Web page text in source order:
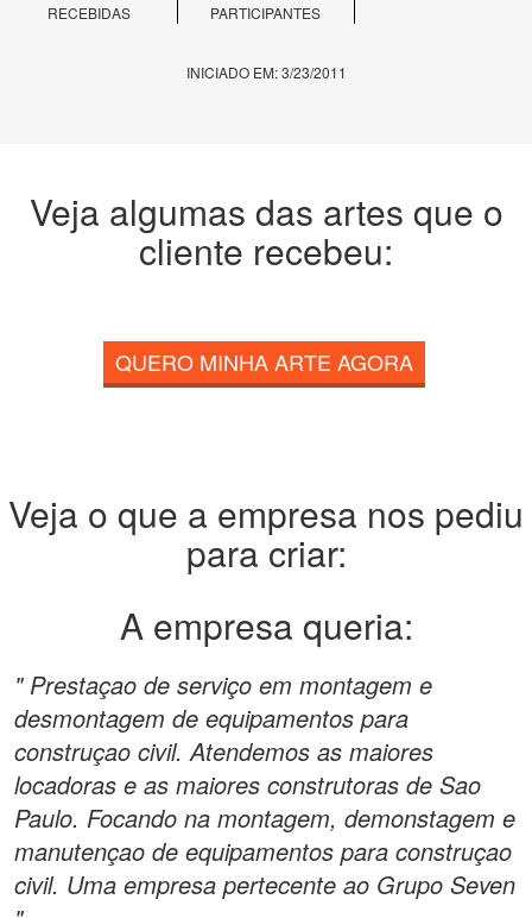
RECEBIDAS
PARTICIPANTES
INICIADO EM: 3/23/2011
Veja algumas das artes que o
cliente recebeu:
QUERO MINHA ARTE AGORA
Veja o que a empresa nos pediu
para criar:
A empresa queria:
" Prestaçao de serviço em montagem e
desmontagem de equipamentos para
construçao civil. Atendemos as maiores
locadoras e as maiores construtoras de Sao
Paulo. Focando na montagem, demonstagem e
manutençao de equipamentos para construçao
civil. Uma empresa pertecente ao Grupo Seven